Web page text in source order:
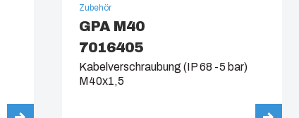
Zubehör
GPA M40
7016405
Kabelverschraubung (IP 68 -5 bar)
M40x1,5